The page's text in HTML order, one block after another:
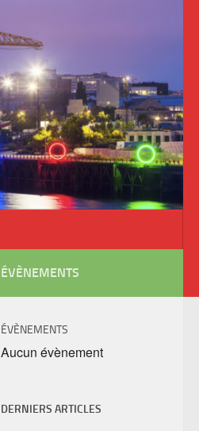
ÉVÈNEMENTS
ÉVÈNEMENTS
Aucun évènement
DERNIERS ARTICLES